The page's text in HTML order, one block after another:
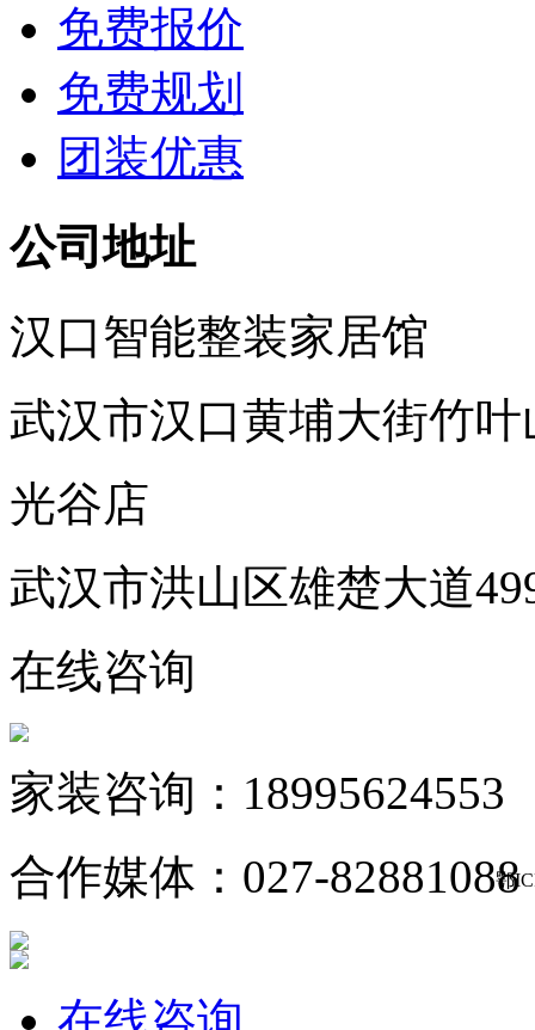
免费报价
免费规划
团装优惠
公司地址
汉口智能整装家居馆
武汉市汉口黄埔大街竹
光谷店
武汉市洪山区雄楚大道
在线咨询
家装咨询：18995624553
合作媒体：027-82881088
鄂